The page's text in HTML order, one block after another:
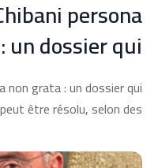
persona
dossier qui…
non grata : un dossier qui
peut être résolu, selon des